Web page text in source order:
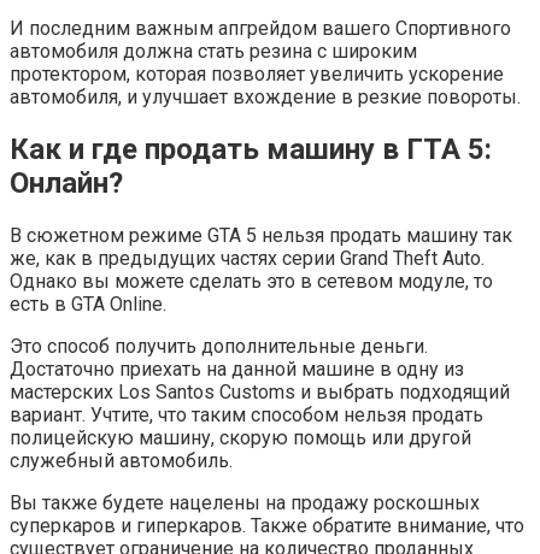
И последним важным апгрейдом вашего Cпортивного
автомобиля должна стать резина с широким
протектором, которая позволяет увеличить ускорение
автомобиля, и улучшает вхождение в резкие повороты.
Как и где продать машину в ГТА 5:
Онлайн?
В сюжетном режиме GTA 5 нельзя продать машину так
же, как в предыдущих частях серии Grand Theft Auto.
Однако вы можете сделать это в сетевом модуле, то
есть в GTA Online.
Это способ получить дополнительные деньги.
Достаточно приехать на данной машине в одну из
мастерских Los Santos Customs и выбрать подходящий
вариант. Учтите, что таким способом нельзя продать
полицейскую машину, скорую помощь или другой
служебный автомобиль.
Вы также будете нацелены на продажу роскошных
суперкаров и гиперкаров. Также обратите внимание, что
существует ограничение на количество проданных